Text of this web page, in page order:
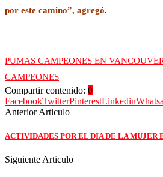
por este camino”, agregó.
PUMAS CAMPEONES EN
CAMPEONES
Compartir contenido: 0
FacebookTwitterPinterestLinkedin
Anterior Articulo
ACTIVIDADES POR EL DIA DE LA MUJER
Siguiente Articulo